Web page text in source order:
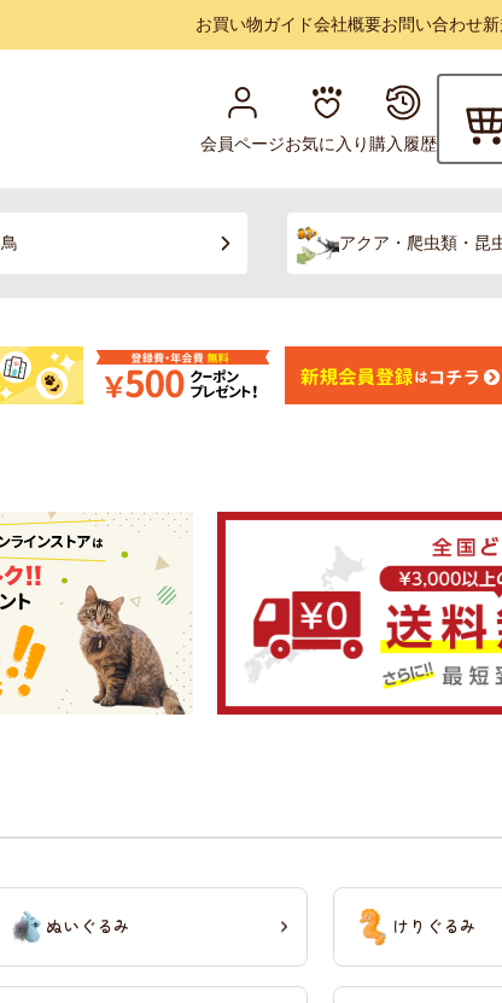
お買い物ガイド会社概要お問い合わせ
会員ページお気に入り購入履歴
アクア・爬虫類・昆
ぬいぐるみ けりぐるみ